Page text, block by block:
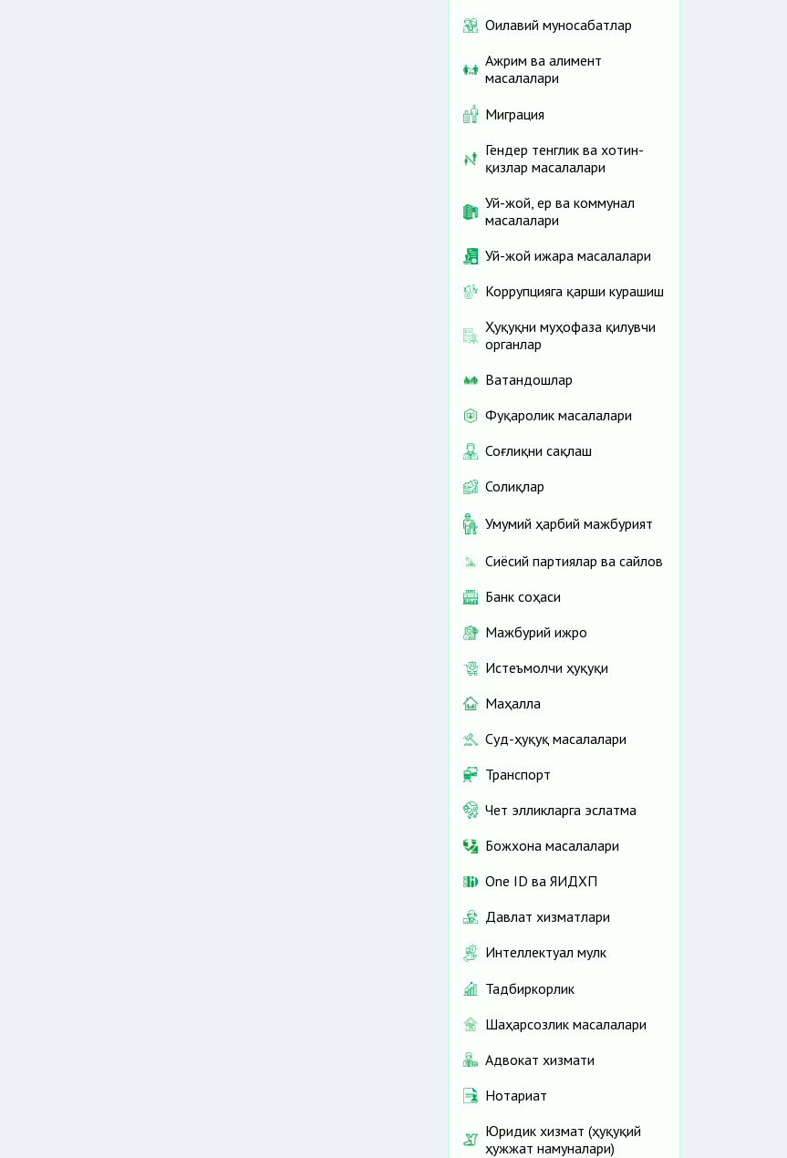
Оилавий муносабатлар
Ажрим ва алимент
масалалари
Миграция
Гендер тенглик ва хотин-
қизлар масалалари
Уй-жой, ер ва коммунал
масалалари
Уй-жой ижара масалалари
Коррупцияга қарши курашиш
Ҳуқуқни муҳофаза қилувчи
органлар
Ватандошлар
Фуқаролик масалалари
Соғлиқни сақлаш
Солиқлар
Умумий ҳарбий мажбурият
Сиёсий партиялар ва сайлов
Банк соҳаси
Мажбурий ижро
Истеъмолчи ҳуқуқи
Маҳалла
Суд-ҳуқуқ масалалари
Транспорт
Чет элликларга эслатма
Божхона масалалари
One ID ва ЯИДХП
Давлат хизматлари
Интеллектуал мулк
Тадбиркорлик
Шаҳарсозлик масалалари
Адвокат хизмати
Нотариат
Юридик хизмат (ҳуқуқий
ҳужжат намуналари)